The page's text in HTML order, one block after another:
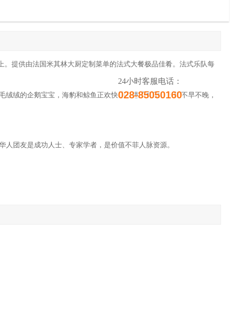
24小时客服电话：
028-85050160
。 提供由法国米其林大厨定制菜单的法式大餐极品佳肴。 法式乐队每
绒绒的企鹅宝宝，海豹和鲸鱼正欢快地在港湾翻腾。一切不早不晚，
人 团友是成功人士、专家学者 ，是价值不菲人脉资源。